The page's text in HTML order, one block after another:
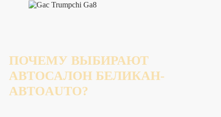
ПОЧЕМУ ВЫБИРАЮТ
АВТОСАЛОН БЕЛИКАН-
АВТОAUTO?